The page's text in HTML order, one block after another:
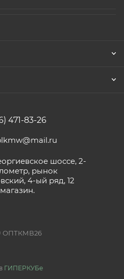
471-83-26
шоссе, 2-
рынок
4-ый ряд, 12
магазин.
ОПТКМВ26
ГИПЕРКУБе